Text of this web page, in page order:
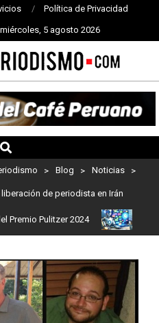
Política de Privacidad
miércoles, 5 agosto 2026
> Blog > Noticias >
de periodista en Irán
Pulitzer 2024